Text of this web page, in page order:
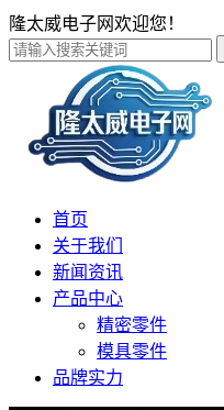
隆太威电子网欢迎您！
首页
关于我们
新闻资讯
产品中心
精密零件
模具零件
品牌实力